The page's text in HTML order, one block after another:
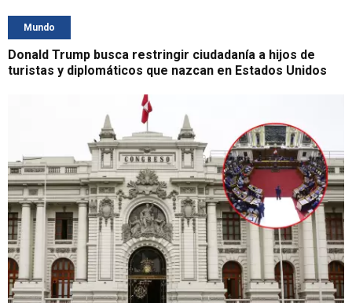
Mundo
Donald Trump busca restringir ciudadanía a hijos de
turistas y diplomáticos que nazcan en Estados Unidos